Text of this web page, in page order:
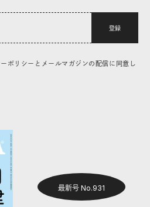
登録
ポリシーとメールマガジンの配信に同意し
最新号 No.931